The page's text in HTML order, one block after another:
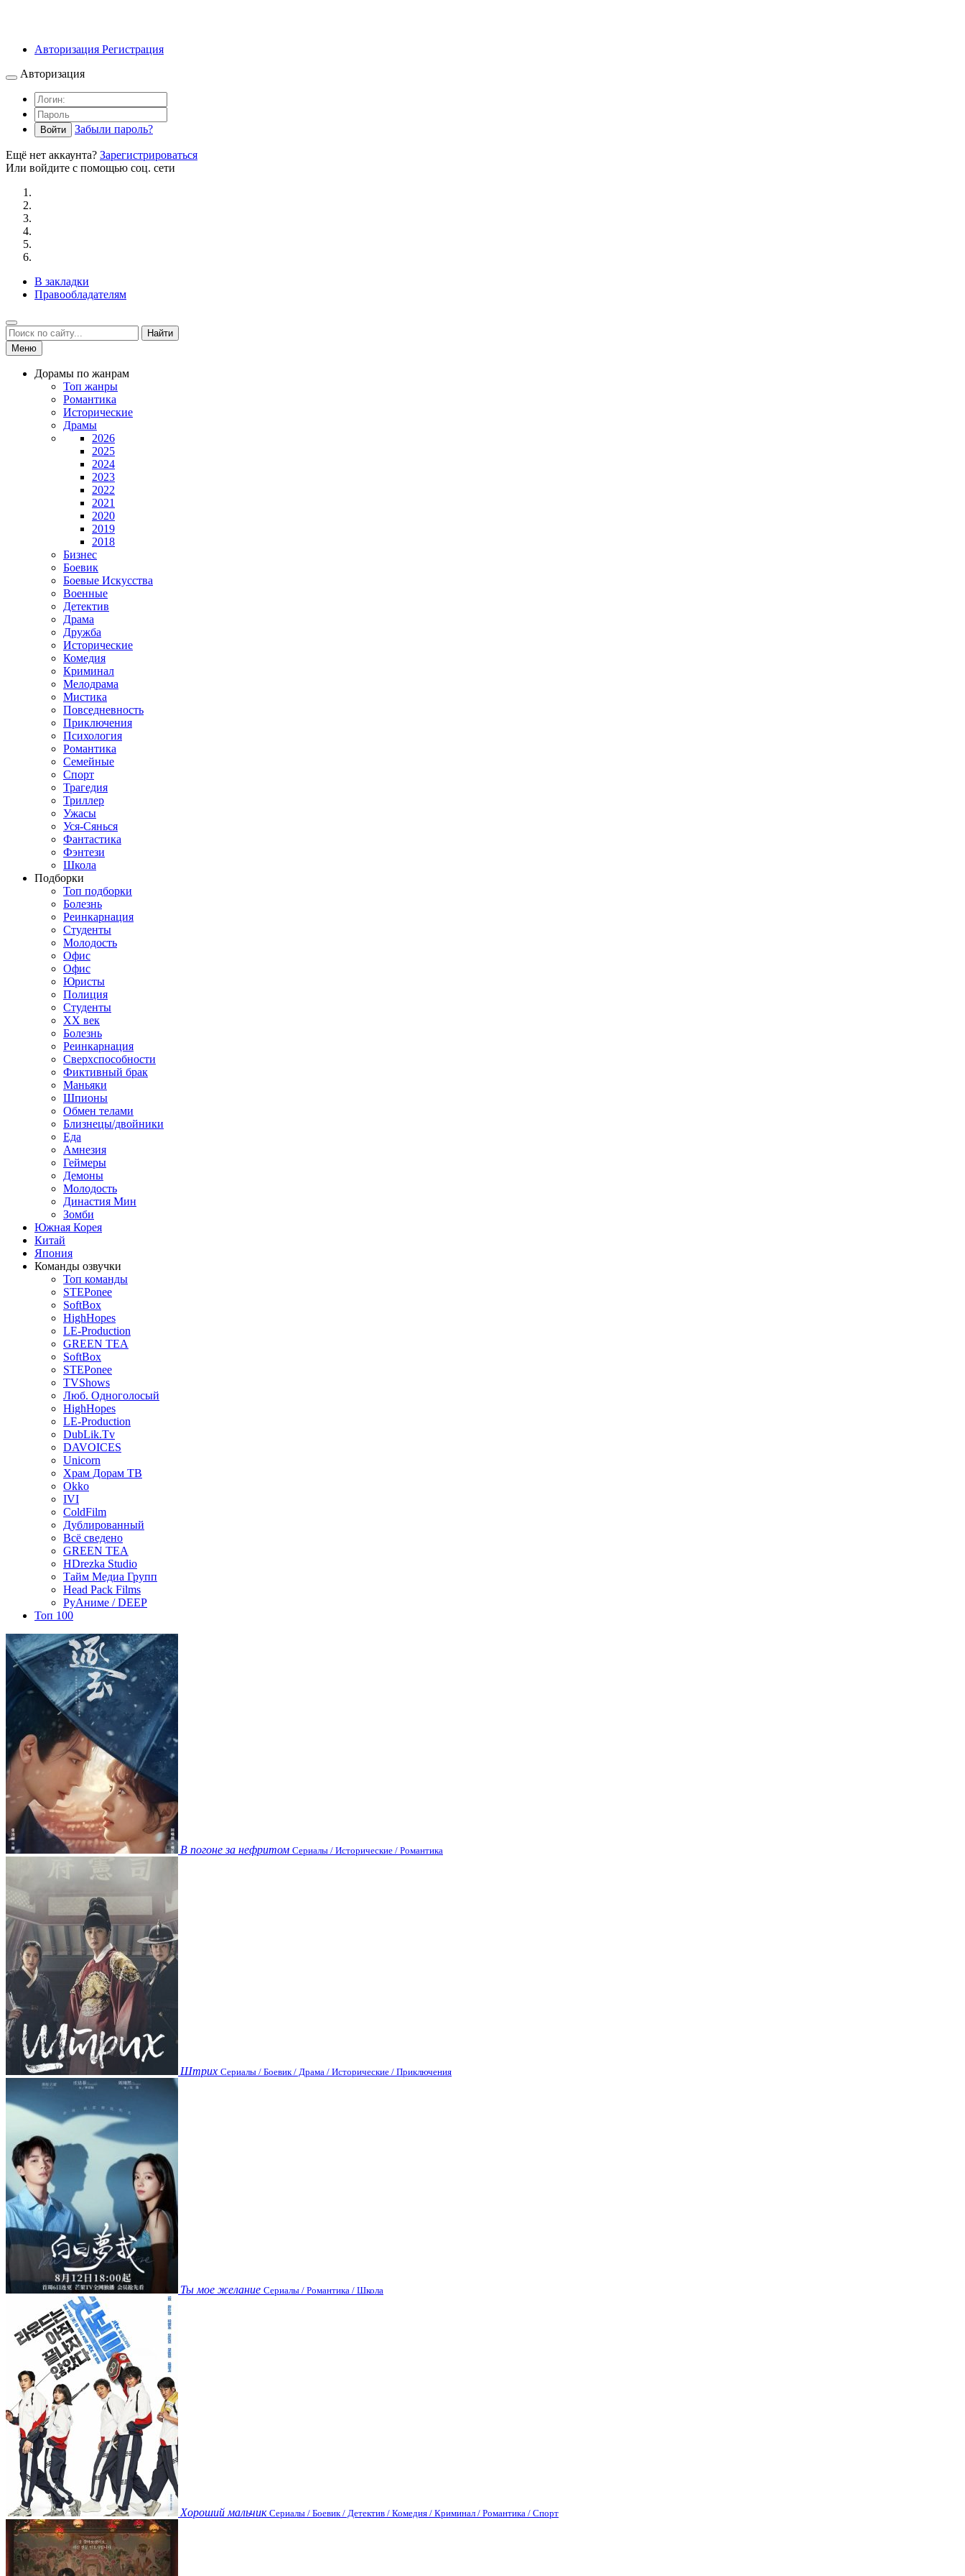
Авторизация Регистрация
Авторизация
Войти Забыли пароль?
Ещё нет аккаунта? Зарегистрироваться
Или войдите с помощью соц. сети
В закладки
Правообладателям
Найти
Меню
Дорамы по жанрам
Топ жанры
Романтика
Исторические
Драмы
2026
2025
2024
2023
2022
2021
2020
2019
2018
Бизнес
Боевик
Боевые Искусства
Военные
Детектив
Драма
Дружба
Исторические
Комедия
Криминал
Мелодрама
Мистика
Повседневность
Приключения
Психология
Романтика
Семейные
Спорт
Трагедия
Триллер
Ужасы
Уся-Сянься
Фантастика
Фэнтези
Школа
Подборки
Топ подборки
Болезнь
Реинкарнация
Студенты
Молодость
Офис
Офис
Юристы
Полиция
Студенты
ХХ век
Болезнь
Реинкарнация
Сверхспособности
Фиктивный брак
Маньяки
Шпионы
Обмен телами
Близнецы/двойники
Еда
Амнезия
Геймеры
Демоны
Молодость
Династия Мин
Зомби
Южная Корея
Китай
Япония
Команды озвучки
Топ команды
STEPonee
SoftBox
HighHopes
LE-Production
GREEN TEA
SoftBox
STEPonee
TVShows
Люб. Одноголосый
HighHopes
LE-Production
DubLik.Tv
DAVOICES
Unicorn
Храм Дорам ТВ
Okko
IVI
ColdFilm
Дублированный
Всё сведено
GREEN TEA
HDrezka Studio
Тайм Медиа Групп
Head Pack Films
РуАниме / DEEP
Топ 100
В погоне за нефритом Сериалы / Исторические / Романтика
Штрих Сериалы / Боевик / Драма / Исторические / Приключения
Ты мое желание Сериалы / Романтика / Школа
Хороший мальчик Сериалы / Боевик / Детектив / Комедия / Криминал / Романтика / Спорт